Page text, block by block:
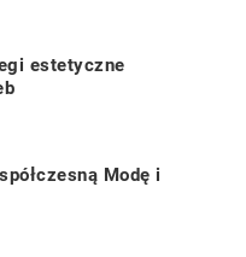
estetyczne
Modę i